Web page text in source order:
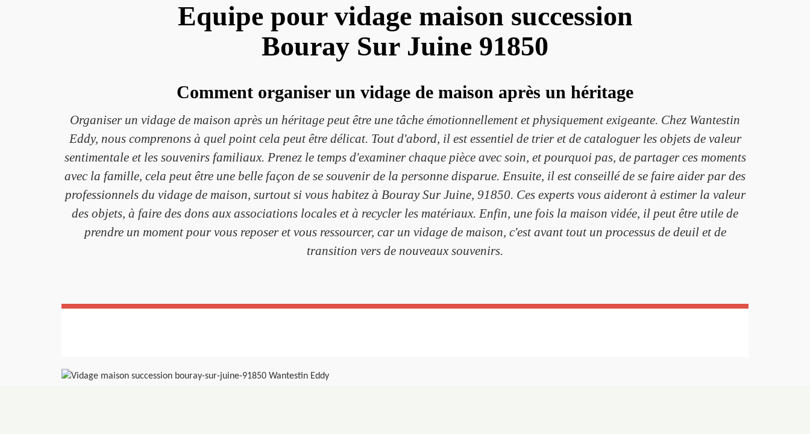
Equipe pour vidage maison succession
Bouray Sur Juine 91850
Comment organiser un vidage de maison après un héritage
Organiser un vidage de maison après un héritage peut être une tâche émotionnellement et physiquement exigeante. Chez Wantestin
Eddy, nous comprenons à quel point cela peut être délicat. Tout d'abord, il est essentiel de trier et de cataloguer les objets de valeur
sentimentale et les souvenirs familiaux. Prenez le temps d'examiner chaque pièce avec soin, et pourquoi pas, de partager ces moments
avec la famille, cela peut être une belle façon de se souvenir de la personne disparue. Ensuite, il est conseillé de se faire aider par des
professionnels du vidage de maison, surtout si vous habitez à Bouray Sur Juine, 91850. Ces experts vous aideront à estimer la valeur
des objets, à faire des dons aux associations locales et à recycler les matériaux. Enfin, une fois la maison vidée, il peut être utile de
prendre un moment pour vous reposer et vous ressourcer, car un vidage de maison, c'est avant tout un processus de deuil et de
transition vers de nouveaux souvenirs.